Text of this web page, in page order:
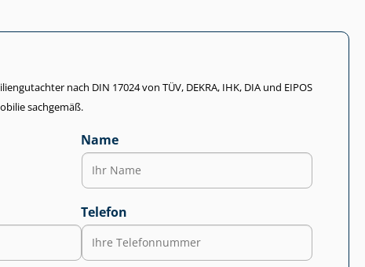
nach DIN 17024 von TÜV, DEKRA, IHK, DIA und EIPOS
sachgemäß.
Name
Telefon